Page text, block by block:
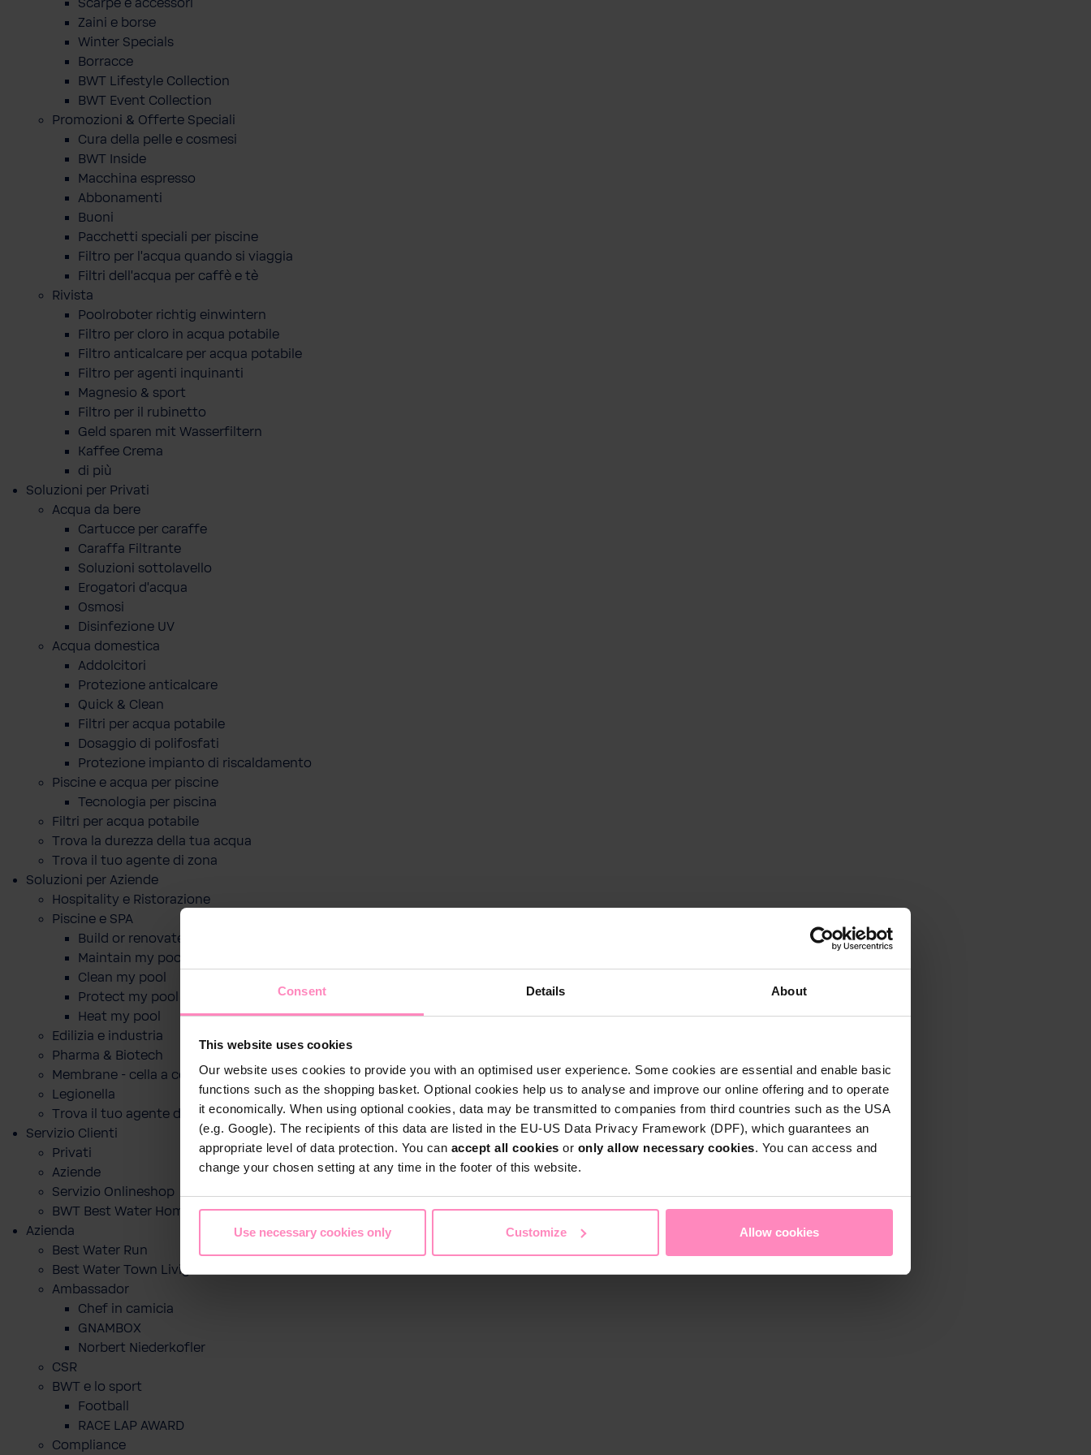
Consent Details About
This website uses cookies
Our website uses cookies to provide you with an optimised user experience. Some cookies are essential and enable basic
functions such as the shopping basket. Optional cookies help us to analyse and improve our online offering and to operate
it economically. When using optional cookies, data may be transmitted to companies from third countries such as the USA
(e.g. Google). The recipients of this data are listed in the EU-US Data Privacy Framework (DPF), which guarantees an
appropriate level of data protection. You can accept all cookies or only allow necessary cookies. You can access and
change your chosen setting at any time in the footer of this website.
Use necessary cookies only Customize Allow cookies
Scarpe e accessori
Zaini e borse
Winter Specials
Borracce
BWT Lifestyle Collection
BWT Event Collection
Promozioni & Offerte Speciali
Cura della pelle e cosmesi
BWT Inside
Macchina espresso
Abbonamenti
Buoni
Pacchetti speciali per piscine
Filtro per l'acqua quando si viaggia
Filtri dell'acqua per caffè e tè
Rivista
Poolroboter richtig einwintern
Filtro per cloro in acqua potabile
Filtro anticalcare per acqua potabile
Filtro per agenti inquinanti
Magnesio & sport
Filtro per il rubinetto
Geld sparen mit Wasserfiltern
Kaffee Crema
di più
Soluzioni per Privati
Acqua da bere
Cartucce per caraffe
Caraffa Filtrante
Soluzioni sottolavello
Erogatori d'acqua
Osmosi
Disinfezione UV
Acqua domestica
Addolcitori
Protezione anticalcare
Quick & Clean
Filtri per acqua potabile
Dosaggio di polifosfati
Protezione impianto di riscaldamento
Piscine e acqua per piscine
Tecnologia per piscina
Filtri per acqua potabile
Trova la durezza della tua acqua
Trova il tuo agente di zona
Soluzioni per Aziende
Hospitality e Ristorazione
Piscine e SPA
Build or renovate my pool
Maintain my pool
Clean my pool
Protect my pool
Heat my pool
Edilizia e industria
Pharma & Biotech
Membrane - cella a combustibile
Legionella
Trova il tuo agente di zona
Servizio Clienti
Privati
Aziende
Servizio Onlineshop
BWT Best Water Home App
Azienda
Best Water Run
Best Water Town Livigno
Ambassador
Chef in camicia
GNAMBOX
Norbert Niederkofler
CSR
BWT e lo sport
Football
RACE LAP AWARD
Compliance